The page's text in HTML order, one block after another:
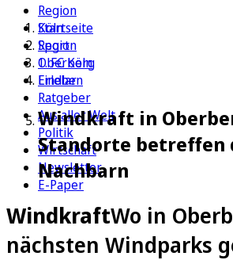
Region
Köln
Sport
1. FC Köln
Erleben
Ratgeber
Aus aller Welt
Politik
Wirtschaft
Newsletter
E-Paper
Startseite
Region
Oberberg
Lindlar
Windkraft in
Standorte betreffen
Nachbarn
WindkraftWo in
nächsten Windparks